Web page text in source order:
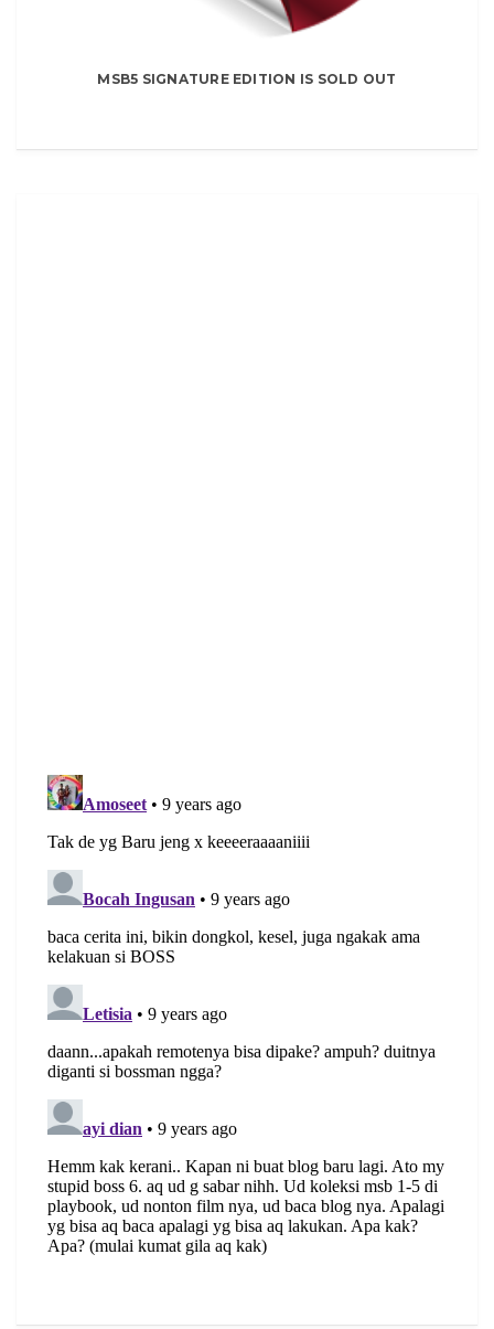
MSB5 SIGNATURE EDITION IS SOLD OUT